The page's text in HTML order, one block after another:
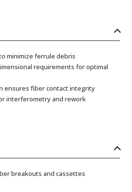
minimize ferrule debris
requirements for optimal
ensures fiber contact integrity
interferometry and rework
breakouts and cassettes